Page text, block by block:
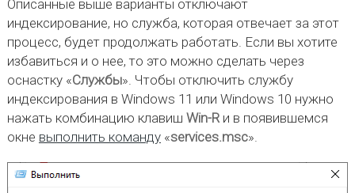
Описанные выше варианты отключают
индексирование, но служба, которая отвечает за этот
процесс, будет продолжать работать. Если вы хотите
избавиться и о нее, то это можно сделать через
оснастку «Службы». Чтобы отключить службу
индексирования в Windows 11 или Windows 10 нужно
нажать комбинацию клавиш Win-Rи в появившемся
окне выполнить команду«services.msc».